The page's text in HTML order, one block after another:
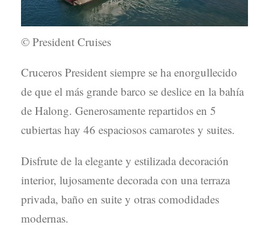
© President Cruises
Cruceros President siempre se ha enorgullecido
de que el más grande barco se deslice en la bahía
de Halong. Generosamente repartidos en 5
cubiertas hay 46 espaciosos camarotes y suites.
Disfrute de la elegante y estilizada decoración
interior, lujosamente decorada con una terraza
privada, baño en suite y otras comodidades
modernas.